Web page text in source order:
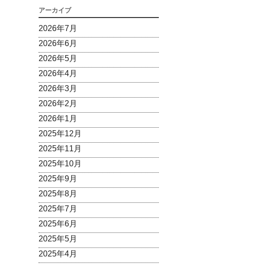
アーカイブ
2026年7月
2026年6月
2026年5月
2026年4月
2026年3月
2026年2月
2026年1月
2025年12月
2025年11月
2025年10月
2025年9月
2025年8月
2025年7月
2025年6月
2025年5月
2025年4月